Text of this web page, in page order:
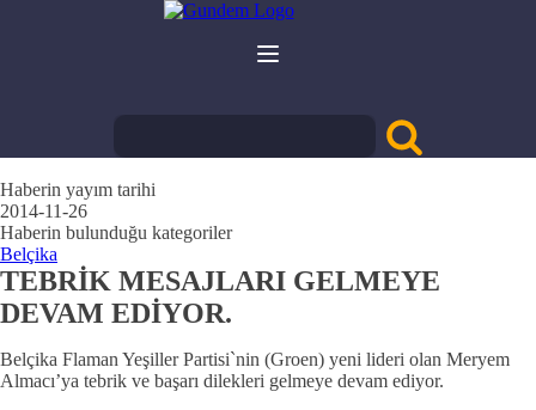
Haberin yayım tarihi
2014-11-26
Haberin bulunduğu kategoriler
Belçika
TEBRİK MESAJLARI GELMEYE
DEVAM EDİYOR.
Belçika Flaman Yeşiller Partisi`nin (Groen) yeni lideri olan Meryem
Almacı’ya tebrik ve başarı dilekleri gelmeye devam ediyor.